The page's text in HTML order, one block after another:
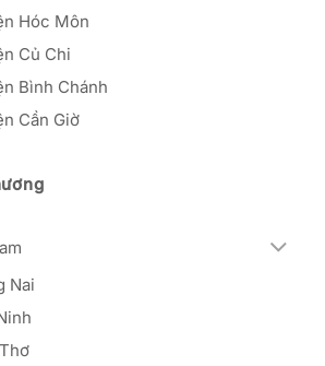
Hóc Môn
Củ Chi
Bình Chánh
Cần Giờ
Nai